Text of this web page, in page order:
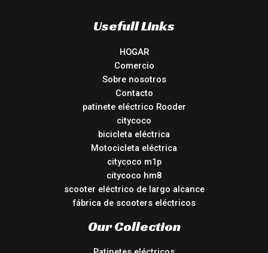
Usefull Links
HOGAR
Comercio
Sobre nosotros
Contacto
patinete eléctrico Rooder
citycoco
bicicleta eléctrica
Motocicleta eléctrica
citycoco m1p
citycoco hm8
scooter eléctrico de largo alcance
fábrica de scooters eléctricos
Our Collection